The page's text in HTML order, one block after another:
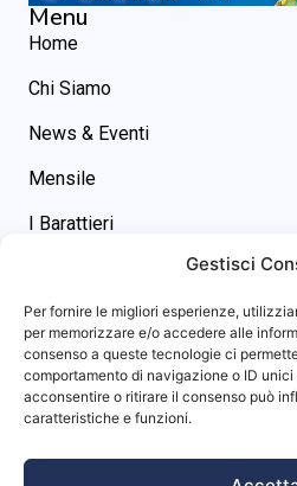
Gestisci
Per fornire le migliori esperienze,
per memorizzare e/o accedere alle
consenso a queste tecnologie ci
comportamento di navigazione o ID unici
acconsentire o ritirare il consenso può
caratteristiche e funzioni.
Menu
Home
Chi Siamo
News & Eventi
Mensile
I Barattieri
asgs@omniway.sm
Piazza M. Tini, 7 - 47891 -
Dogana (RSM)
Info sito